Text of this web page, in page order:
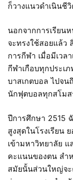
ก็วางแนวดำเนินชี
นอกจากการเรียน
จะทรงใช้สอยแล้ว
การกีฬา เมื่อมีเวล
กีฬาเกือบทุกประเ
บาสเกตบอล ไปจ
นักฟุตบอลทุกสโม
ปีการศึกษา 2515
สูงสุดในโรงเรียน
เข้ามหาวิทยาลัย
คะแนนของตน สำ
สมัยนั้นส่วนใหญ่จะ